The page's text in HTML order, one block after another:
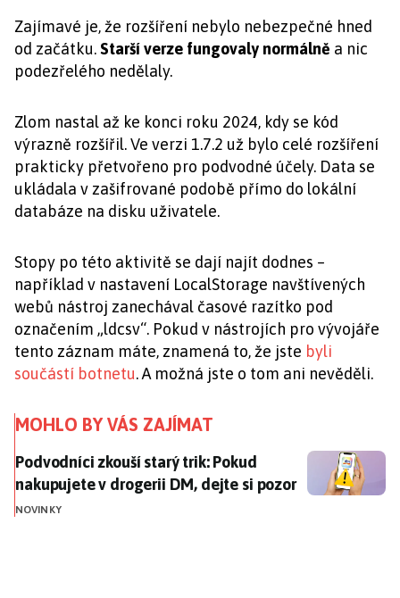
Zajímavé je, že rozšíření nebylo nebezpečné hned
od začátku.Starší verze fungovaly normálně a nic
podezřelého nedělaly.
Zlom nastal až ke konci roku 2024, kdy se kód
výrazně rozšířil. Ve verzi 1.7.2 už bylo celé rozšíření
prakticky přetvořeno pro podvodné účely. Data se
ukládala v zašifrované podobě přímo do lokální
databáze na disku uživatele.
Stopy po této aktivitě se dají najít dodnes –
například v nastavení LocalStorage navštívených
webů nástroj zanechával časové razítko pod
označením „ldcsv“. Pokud v nástrojích pro vývojáře
tento záznam máte, znamená to, že jste byli
součástí botnetu. A možná jste o tom ani nevěděli.
MOHLO BY VÁS ZAJÍMAT
Podvodníci zkouší starý trik: Pokud nakupujete v
Podvodníci zkouší starý trik: Pokud
nakupujete v drogerii DM, dejte si pozor
NOVINKY